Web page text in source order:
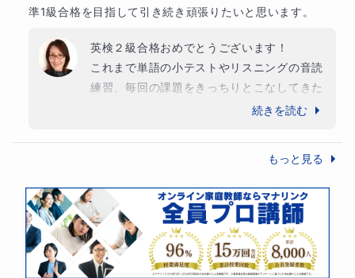
準1級合格を目指して引き続き頑張りたいと思います。
英検２級合格おめでとうございます！
これまで単語の小テストやリスニングの音読
練習、毎回の課題をきっちりとこなしてきた
姿勢が、合格という素晴らしい結果につなが
しく、去年受験に向けて、英文法や長文読解
を丁寧に学んだことで、リーディングやライ
ティングの力がぐんと伸びました。自分で考
えて学習を進める力がついてきたことも、大
きな強みです。
一緒に勉強していると、いつも前向きな気持
ちになれて、私もとても楽しいです。これか
続きを読む
もっと見る